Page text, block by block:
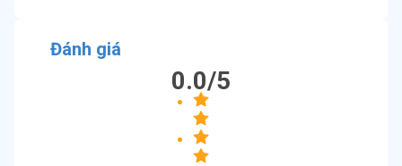
Đánh giá
0.0/5